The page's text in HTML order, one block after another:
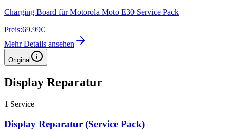
Charging Board für Motorola Moto E30 Service Pack
Preis:69.99€
Mehr Details ansehen
Original
Display Reparatur
1 Service
Display Reparatur (Service Pack)